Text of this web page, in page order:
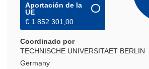
Aportación de la
UE
€ 1 852 301,00
Coordinado por
TECHNISCHE UNIVERSITAET BERLIN
Germany